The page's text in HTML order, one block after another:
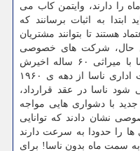
را دارند، وایتمن كاب می
به اثبات برسانند كه
هستند تا بتوانند مشتریان
حال، شركت های خصوصی
تشریفات اداری كمتری نسبت به ناسا با میراثی ۶۰ ساله اخیرش
دارند. وایتمن كاب می گوید: تشریفات اداری ناسا از دهه ی ۱۹۶۰
ناسا در عقد قرارداد،
با دشواری هایی مواجه
نشان دادند كه توانایی
ها را حدودا به سرعت دارند
سمت ماه بدون ناسا! برای